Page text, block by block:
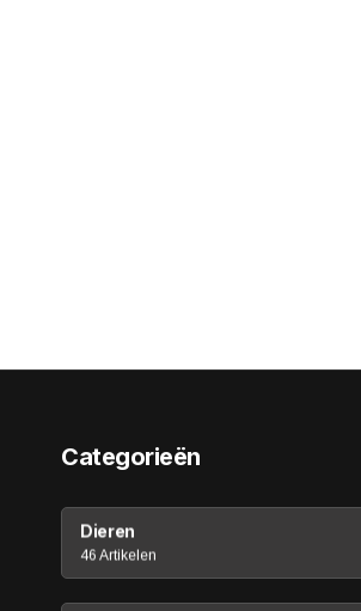
Categorieën
Dieren
46 Artikelen